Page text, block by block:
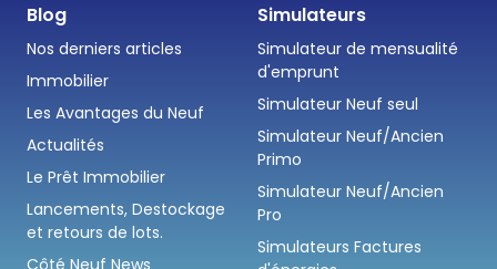
Blog
Nos derniers articles
Immobilier
Les Avantages du Neuf
Actualités
Le Prêt Immobilier
Lancements, Destockage
et retours de lots.
Côté Neuf News
Simulateurs
Simulateur de mensualité
d'emprunt
Simulateur Neuf seul
Simulateur Neuf/Ancien
Primo
Simulateur Neuf/Ancien
Pro
Simulateurs Factures